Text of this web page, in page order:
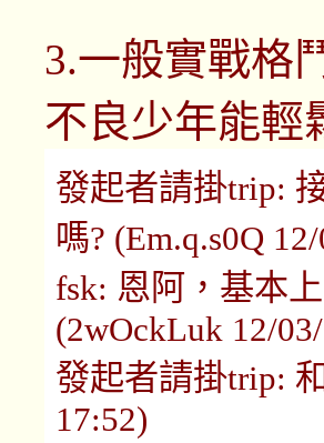
3.一般實戰格
不良少年能輕
發起者請掛trip:
嗎? (Em.q.s0Q
fsk: 恩阿，基本
(2wOckLuk 12/
發起者請掛trip:
17:52)